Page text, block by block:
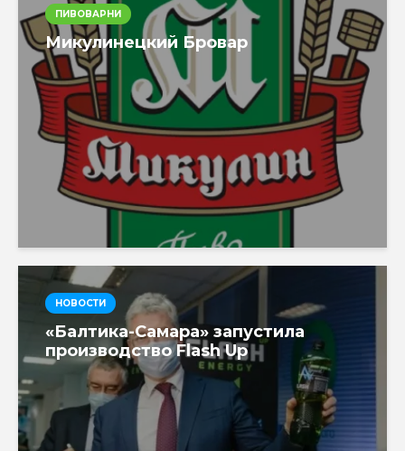
ПИВОВАРНИ
Микулинецкий Бровар
НОВОСТИ
«Балтика-Самара» запустила
производство Flash Up